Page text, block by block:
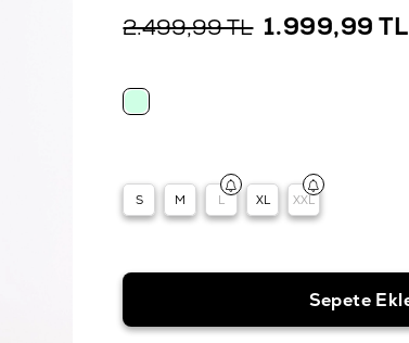
2.499,99 TL 1.999,99 TL
S M L XL XXL